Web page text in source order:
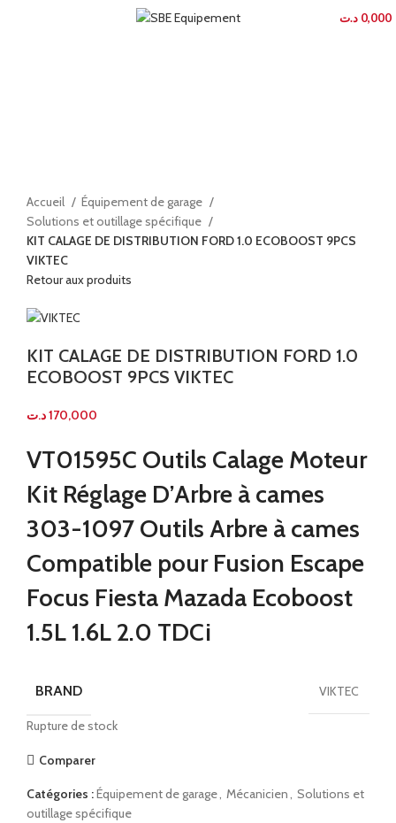
0,000 د.ت
Accueil
Équipement de garage
Solutions et outillage spécifique
KIT CALAGE DE DISTRIBUTION FORD 1.0 ECOBOOST 9PCS
VIKTEC
Retour aux produits
KIT CALAGE DE DISTRIBUTION FORD 1.0
ECOBOOST 9PCS VIKTEC
170,000د.ت
VT01595C Outils Calage Moteur
Kit Réglage D’Arbre à cames
303-1097 Outils Arbre à cames
Compatible pour Fusion Escape
Focus Fiesta Mazada Ecoboost
1.5L 1.6L 2.0 TDCi
BRAND VIKTEC
Rupture de stock
Comparer
Catégories :Équipement de garage, Mécanicien, Solutions et
outillage spécifique